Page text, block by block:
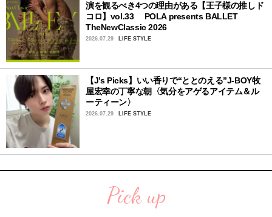
演を観るべき4つの理由がある【王子様の推しド
コロ】vol.33 POLA presents BALLET
TheNewClassic 2026
2026.07.29 LIFE STYLE
【J’s Picks】いい香りで“ととのえる”J-BOY牧
屋宏幸の丁寧な朝〈気分をアゲるアイテム＆ル
ーティーン〉
2026.07.29 LIFE STYLE
Pick up